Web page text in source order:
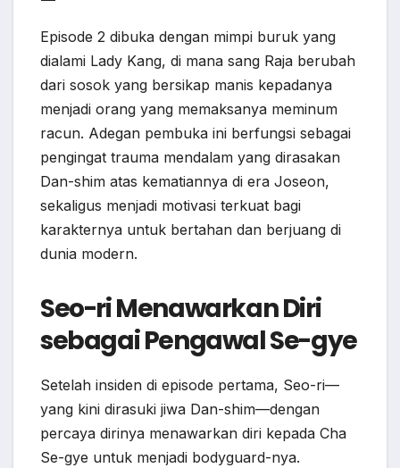
Episode 2 dibuka dengan mimpi buruk yang
dialami Lady Kang, di mana sang Raja berubah
dari sosok yang bersikap manis kepadanya
menjadi orang yang memaksanya meminum
racun. Adegan pembuka ini berfungsi sebagai
pengingat trauma mendalam yang dirasakan
Dan-shim atas kematiannya di era Joseon,
sekaligus menjadi motivasi terkuat bagi
karakternya untuk bertahan dan berjuang di
dunia modern.
Seo-ri Menawarkan Diri
sebagai Pengawal Se-gye
Setelah insiden di episode pertama, Seo-ri—
yang kini dirasuki jiwa Dan-shim—dengan
percaya dirinya menawarkan diri kepada Cha
Se-gye untuk menjadi bodyguard-nya.